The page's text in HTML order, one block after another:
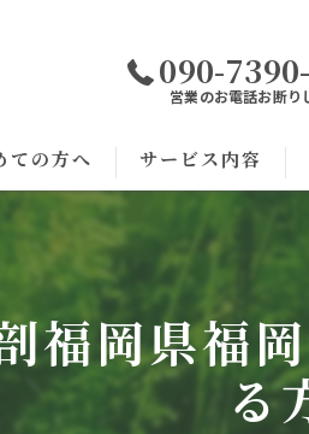
090-
営業のお電話お断り
ての方へ サービス内容
福岡県福
る